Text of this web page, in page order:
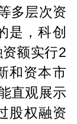
多层次资
是，科创
额实行2
和资本市
直观展示
股权融资